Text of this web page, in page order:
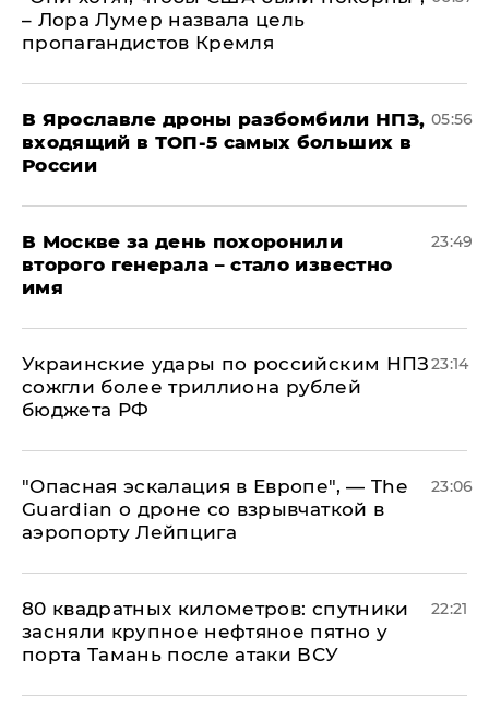
– Лора Лумер назвала цель
пропагандистов Кремля
В Ярославле дроны разбомбили НПЗ,
входящий в ТОП-5 самых больших в
России
05:56
В Москве за день похоронили
второго генерала – стало известно
имя
23:49
Украинские удары по российским НПЗ
сожгли более триллиона рублей
бюджета РФ
23:14
"Опасная эскалация в Европе", — The
Guardian о дроне со взрывчаткой в
аэропорту Лейпцига
23:06
80 квадратных километров: спутники
засняли крупное нефтяное пятно у
порта Тамань после атаки ВСУ
22:21